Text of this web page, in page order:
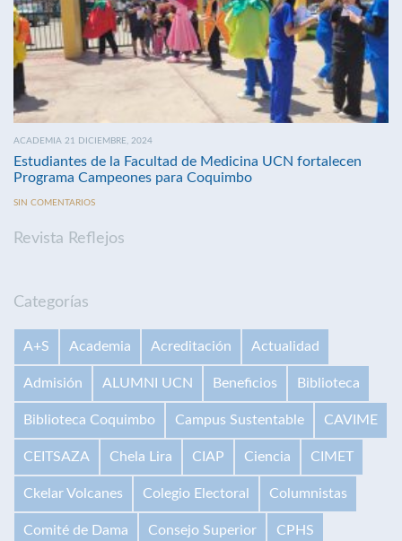
ACADEMIA 21 DICIEMBRE, 2024
Estudiantes de la Facultad de Medicina UCN fortalecen
Programa Campeones para Coquimbo
SIN COMENTARIOS
Revista Reflejos
Categorías
A+S Academia Acreditación Actualidad
Admisión ALUMNI UCN Beneficios Biblioteca
Biblioteca Coquimbo Campus Sustentable CAVIME
CEITSAZA Chela Lira CIAP Ciencia CIMET
Ckelar Volcanes Colegio Electoral Columnistas
Comité de Dama Consejo Superior CPHS